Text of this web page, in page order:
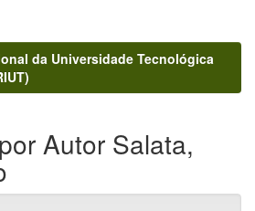
da Universidade Tecnológica
Autor Salata,